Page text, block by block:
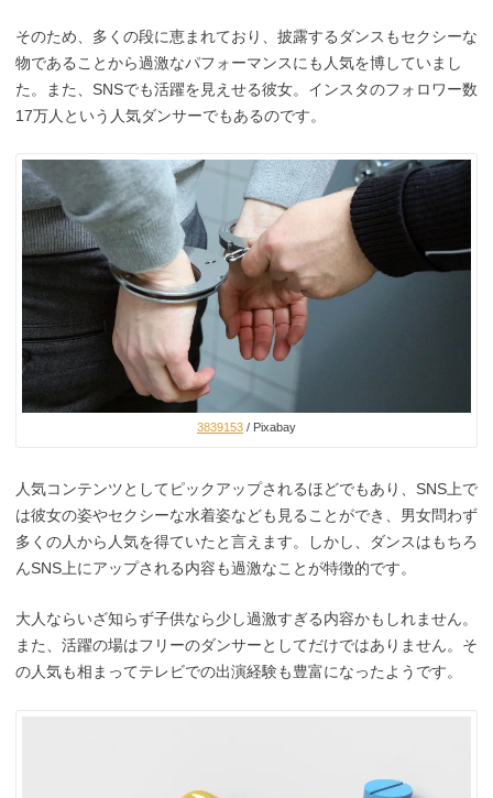
そのため、多くの段に恵まれており、披露するダンスもセクシーな
物であることから過激なパフォーマンスにも人気を博していまし
た。また、SNSでも活躍を見えせる彼女。インスタのフォロワー数
17万人という人気ダンサーでもあるのです。
3839153 / Pixabay
人気コンテンツとしてピックアップされるほどでもあり、SNS上で
は彼女の姿やセクシーな水着姿なども見ることができ、男女問わず
多くの人から人気を得ていたと言えます。しかし、ダンスはもちろ
んSNS上にアップされる内容も過激なことが特徴的です。
大人ならいざ知らず子供なら少し過激すぎる内容かもしれません。
また、活躍の場はフリーのダンサーとしてだけではありません。そ
の人気も相まってテレビでの出演経験も豊富になったようです。